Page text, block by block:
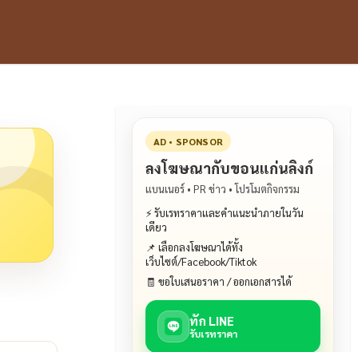
AD • SPONSOR
ลงโฆษณากับขอนแก่นลิงก์
แบนเนอร์ • PR ข่าว • โปรโมตกิจกรรม
⚡ รับเรทราคาและคำแนะนำภายในวัน
เดียว
📌 เลือกลงโฆษณาได้ทั้ง
เว็บไซต์/Facebook/Tiktok
🧾 ขอใบเสนอราคา / ออกเอกสารได้
ทัก LINE
รับเรทราคา